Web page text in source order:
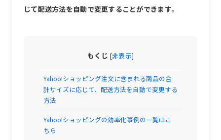
じて配送方法を自動で変更することができます。
もくじ [非表示]
Yahoo!ショッピング注文に含まれる商品の合
計サイズに応じて、配送方法を自動で変更する
方法
Yahoo!ショッピングの効率化事例の一覧はこ
ちら